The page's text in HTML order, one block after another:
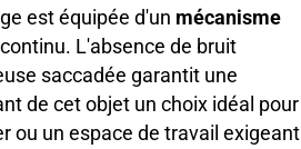
est équipée d'un mécanisme
L'absence de bruit
saccadée garantit une
de cet objet un choix idéal pour
ou un espace de travail exigeant